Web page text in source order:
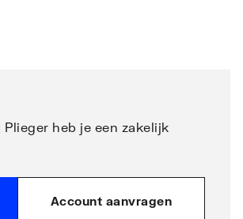
heb je een zakelijk
Account aanvragen